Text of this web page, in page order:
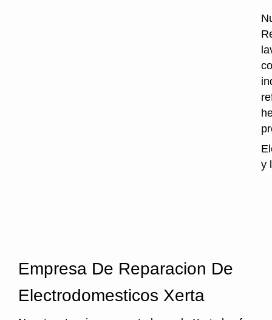
y
Empresa De Reparacion De
Electrodomesticos Xerta